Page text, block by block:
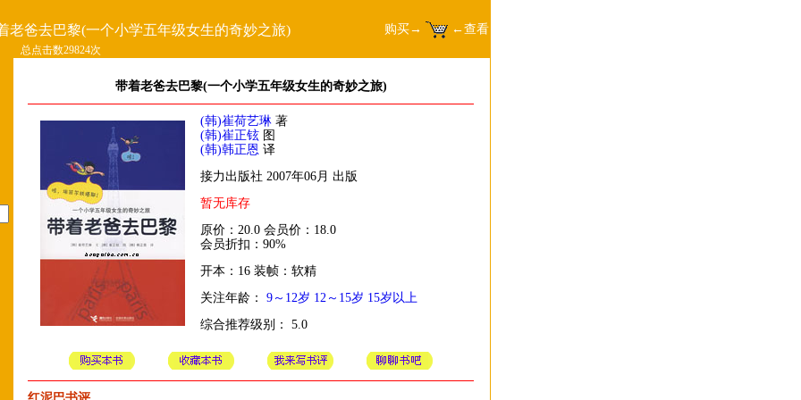
老爸去巴黎(一个小学五年级女生的奇妙之旅) 购买→ ←查看
总点击数29824次
带着老爸去巴黎(一个小学五年级女生的奇妙之旅)
(韩)崔荷艺琳 著
(韩)崔正铉 图
(韩)韩正恩 译
接力出版社 2007年06月 出版
暂无库存
原价：20.0 会员价：18.0
会员折扣：90%
开本：16 装帧：软精
关注年龄： 9～12岁 12～15岁 15岁以上
综合推荐级别： 5.0